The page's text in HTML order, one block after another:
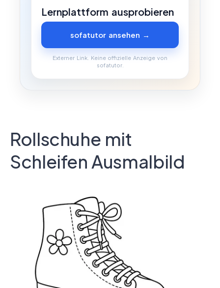
Lernplattform ausprobieren
sofatutor ansehen →
Externer Link. Keine offizielle Anzeige von
sofatutor.
Rollschuhe mit
Schleifen Ausmalbild